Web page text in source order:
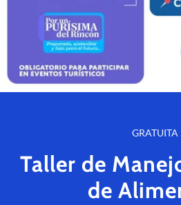
GRATUITA
Taller de
de